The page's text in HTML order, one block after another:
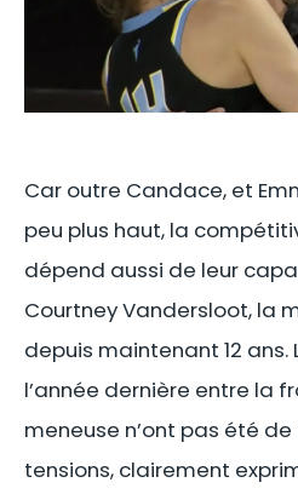
Car outre Candace, et
peu plus haut, la
dépend aussi de leur
Courtney Vandersloot, la
depuis maintenant 12
l’année dernière entre la
meneuse n’ont pas été
tensions, clairement